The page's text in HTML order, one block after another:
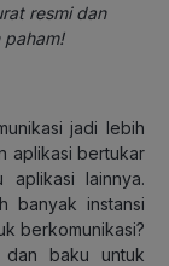
resmi dan
jadi lebih
aplikasi bertukar
aplikasi lainnya.
banyak instansi
berkomunikasi?
dan baku untuk